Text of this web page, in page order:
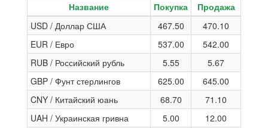
Название Покупка
Продажа
USD / Доллар США
467.50
470.10
EUR / Евро
537.00
542.00
RUB / Российский рубль
5.55
5.67
GBP / Фунт стерлингов
625.00
645.00
CNY / Китайский юань
68.70
71.10
UAH / Украинская гривна
5.00
12.00